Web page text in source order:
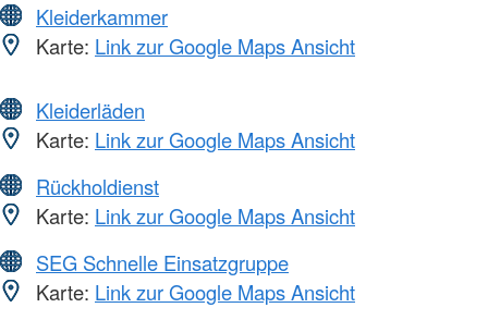
Kleiderkammer
Karte: Link zur Google Maps Ansicht
Kleiderläden
Karte: Link zur Google Maps Ansicht
Rückholdienst
Karte: Link zur Google Maps Ansicht
SEG Schnelle Einsatzgruppe
Karte: Link zur Google Maps Ansicht